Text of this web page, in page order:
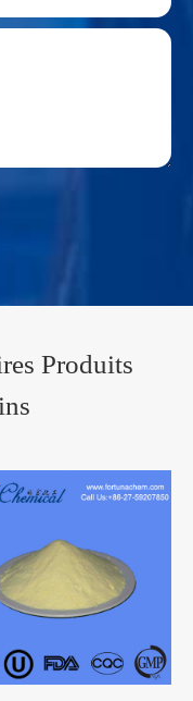
Produits